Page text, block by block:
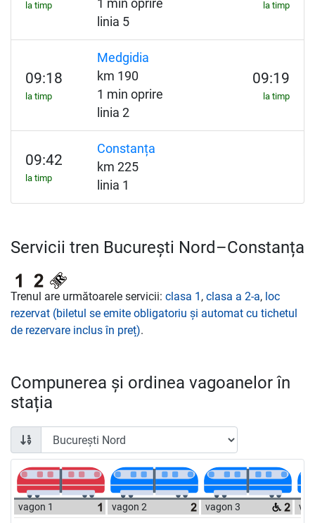
la timp
1 min oprire
linia 5
la timp
09:18
la timp
Medgidia
km 190
1 min oprire
linia 2
09:19
la timp
09:42
la timp
Constanța
km 225
linia 1
Servicii tren București Nord–Constanța
Trenul are următoarele servicii: clasa 1 , clasa a 2-a, loc
rezervat (biletul se emite obligatoriu și automat cu tichetul
de rezervare inclus în preț).
Compunerea și ordinea vagoanelor în
stația
vagon 1 vagon 2 vagon 3